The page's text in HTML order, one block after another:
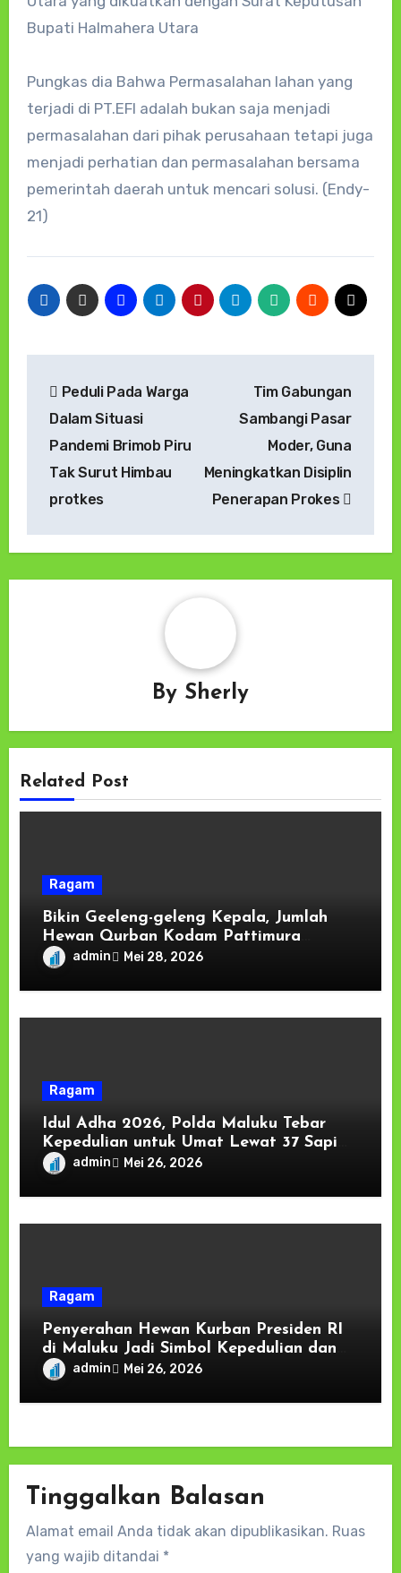
Bupati Halmahera Utara
Pungkas dia Bahwa Permasalahan lahan yang
terjadi di PT.EFI adalah bukan saja menjadi
permasalahan dari pihak perusahaan tetapi juga
menjadi perhatian dan permasalahan bersama
pemerintah daerah untuk mencari solusi. (Endy-
21)
pos
Peduli Pada Warga
Dalam Situasi
Pandemi Brimob Piru
Tak Surut Himbau
protkes
Tim Gabungan
Sambangi Pasar
Moder, Guna
Meningkatkan Disiplin
Penerapan Prokes
By Sherly
Related Post
Ragam
Bikin Geeleng-geleng Kepala, Jumlah
Hewan Qurban Kodam Pattimura
Tembus 78 Ekor.
admin Mei 28, 2026
Ragam
Idul Adha 2026, Polda Maluku Tebar
Kepedulian untuk Umat Lewat 37 Sapi
Kurban
admin Mei 26, 2026
Ragam
Penyerahan Hewan Kurban Presiden RI
di Maluku Jadi Simbol Kepedulian dan
Persaudaraan, Kapolda: Keamanan
Tumbuh dari Kebersamaan
admin Mei 26, 2026
Tinggalkan Balasan
Alamat email Anda tidak akan dipublikasikan. Ruas
yang wajib ditandai *